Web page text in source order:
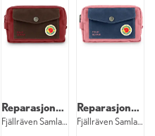
Reparasjonssett
Fjällräven Samlaren Field Repair 326
Reparasjonssett
Fjällräven Samlaren Field Repair 312